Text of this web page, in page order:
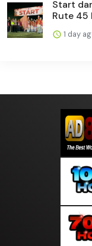
Start
Rute 45
1 day